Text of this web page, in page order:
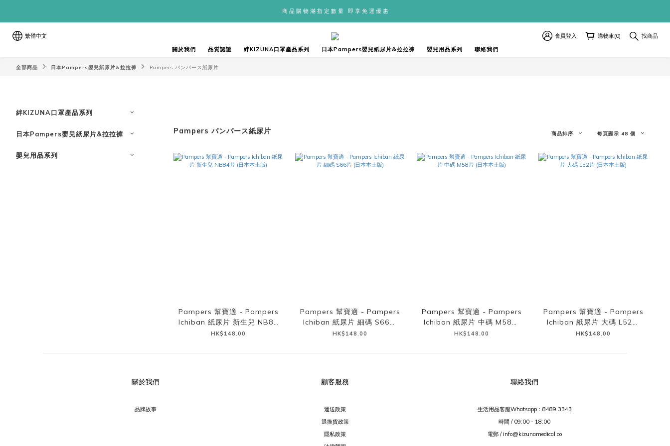
商 品 購 物 滿 指 定 數 量   即 享 免 運 優 惠
繁體中文 會員登入 購物車(0)
找商品
關於我們
品質認證 絆KIZUNA口罩產品系列 日本Pampers嬰兒紙尿片&拉拉褲 嬰兒用品系列 聯絡我們
全部商品 日本Pampers嬰兒紙尿片&拉拉褲 Pampers パンパース紙尿片
絆KIZUNA口罩產品系列
日本Pampers嬰兒紙尿片&拉拉褲
嬰兒用品系列
Pampers パンパース紙尿片 商品排序 每頁顯示 48 個
Pampers 幫寶適 - Pampers
Ichiban 紙尿片 新生兒 NB84
片 (日本本土版)
HK$148.00
Pampers 幫寶適 - Pampers
Ichiban 紙尿片 細碼 S66片
(日本本土版)
HK$148.00
Pampers 幫寶適 - Pampers
Ichiban 紙尿片 中碼 M58片
(日本本土版)
HK$148.00
Pampers 幫寶適 - Pampers
Ichiban 紙尿片 大碼 L52片
(日本本土版)
HK$148.00
關於我們
品牌故事
顧客服務
運送政策
退換貨政策
隱私政策
聯絡我們
生活用品客服Whatsapp： 8489 3343
時間 / 09:00 - 18:00
電郵 / info@kizunamedical.co